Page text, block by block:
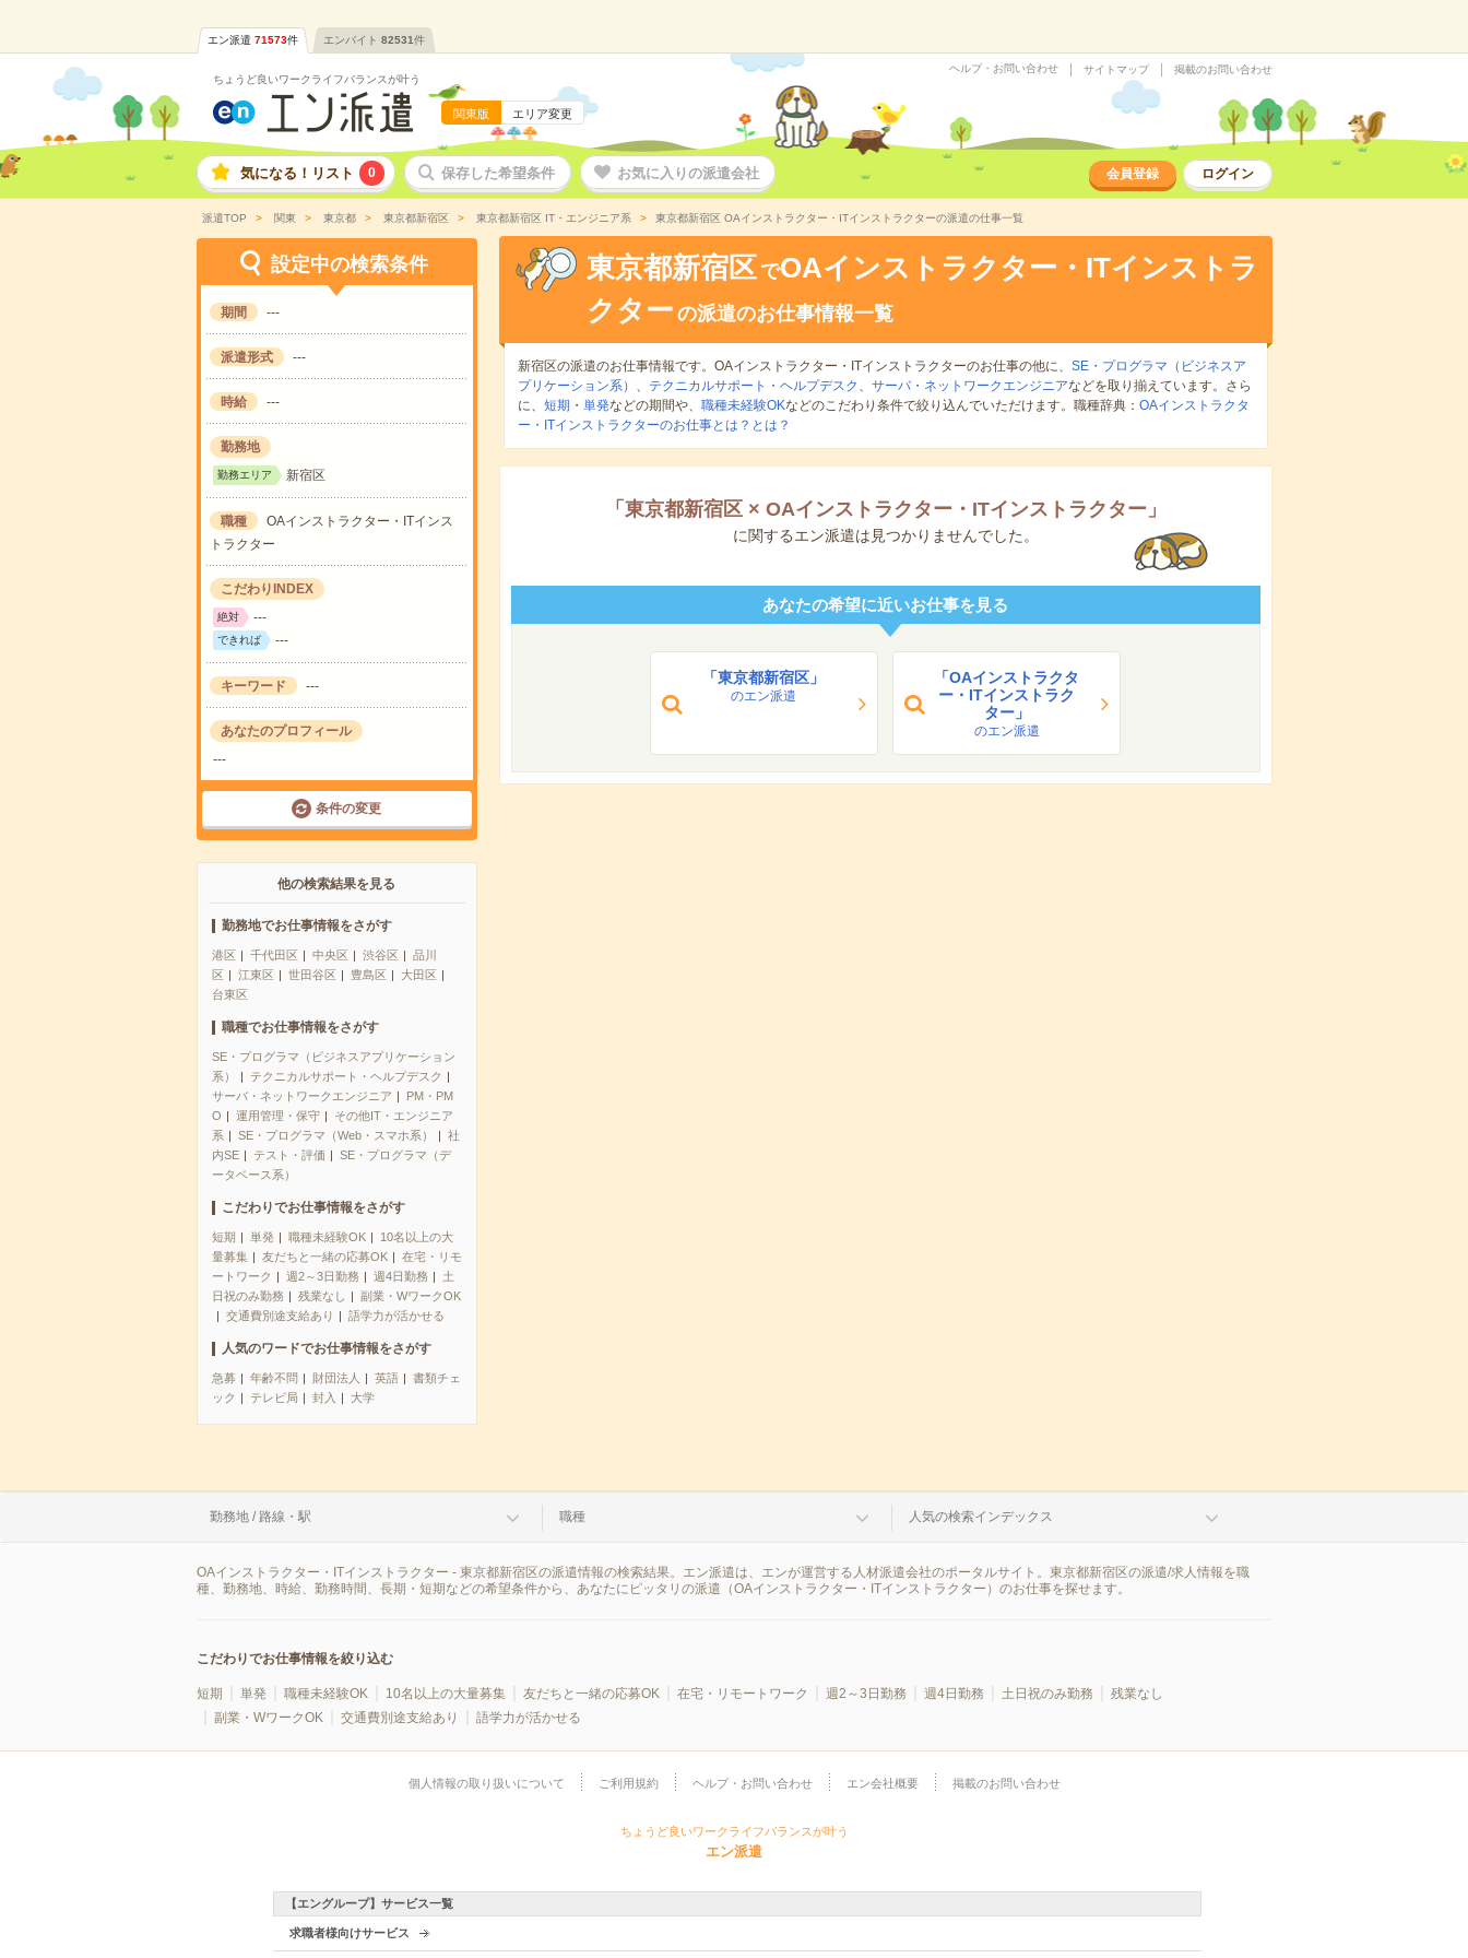
エン派遣 71573件 エンバイト 82531件
ちょうど良いワークライフバランスが叶う
関東版 エリア変更
ヘルプ・お問い合わせ サイトマップ 掲載のお問い合わせ
気になる！リスト 0 保存した希望条件 お気に入りの派遣会社 会員登録 ログイン
派遣TOP 関東 東京都 東京都新宿区 東京都新宿区 IT・エンジニア系 東京都新宿区 OAインストラクター・ITインストラクターの派遣の仕事一覧
設定中の検索条件
期間 ---
派遣形式 ---
時給 ---
勤務地
勤務エリア 新宿区
職種
OAインストラクター・ITインス
トラクター
こだわりINDEX
絶対 ---
できれば ---
キーワード ---
あなたのプロフィール
---
条件の変更
他の検索結果を見る
勤務地でお仕事情報をさがす
港区 千代田区 中央区 渋谷区
品川
区
江東区 世田谷区 豊島区
大田区
台東区
職種でお仕事情報をさがす
SE・プログラマ（ビジネスアプリケーション
系）
テクニカルサポート・ヘルプデスク
サーバ・ネットワークエンジニア
PM・PM
O
運用管理・保守
その他IT・エンジニア
系
SE・プログラマ（Web・スマホ系）
社
内SE
テスト・評価
SE・プログラマ（デ
ータベース系）
こだわりでお仕事情報をさがす
短期 単発 職種未経験OK
10名以上の大
量募集
友だちと一緒の応募OK
在宅・リモ
ートワーク
週2～3日勤務 週4日勤務
土
日祝のみ勤務
残業なし
副業・WワークOK
交通費別途支給あり
語学力が活かせる
人気のワードでお仕事情報をさがす
急募 年齢不問 財団法人 英語
書類チェ
ック
テレビ局 封入 大学
東京都新宿区 でOAインストラクター・ITインストラ
クター の派遣のお仕事情報一覧
新宿区の派遣のお仕事情報です。OAインストラクター・ITインストラクターのお仕事の他に、 SE・プログラマ（ビジネスア
プリケーション系） 、 テクニカルサポート・ヘルプデスク 、 サーバ・ネットワークエンジニアなどを取り揃えています。さら
に、 短期 ・ 単発などの期間や、 職種未経験OKなどのこだわり条件で絞り込んでいただけます。職種辞典： OAインストラクタ
ー・ITインストラクターのお仕事とは？とは？
「 東京都新宿区× OAインストラクター・ITインストラクター」
に関するエン派遣は見つかりませんでした。
あなたの希望に近いお仕事を見る
「東京都新宿区」
のエン派遣
「OAインストラクタ
ー・ITインストラク
ター」
のエン派遣
勤務地 / 路線・駅 職種 人気の検索インデックス
OAインストラクター・ITインストラクター - 東京都新宿区の派遣情報の検索結果。エン派遣は、エンが運営する人材派遣会社のポータルサイト。東京都新宿区の派遣/求人情報を職
種、勤務地、時給、勤務時間、長期・短期などの希望条件から、あなたにピッタリの派遣（OAインストラクター・ITインストラクター）のお仕事を探せます。
こだわりでお仕事情報を絞り込む
短期 単発 職種未経験OK 10名以上の大量募集 友だちと一緒の応募OK 在宅・リモートワーク 週2～3日勤務 週4日勤務 土日祝のみ勤務
残業なし
副業・WワークOK
交通費別途支給あり 語学力が活かせる
個人情報の取り扱いについて ご利用規約 ヘルプ・お問い合わせ エン会社概要 掲載のお問い合わせ
ちょうど良いワークライフバランスが叶う
エン派遣
【エングループ】サービス一覧
求職者様向けサービス